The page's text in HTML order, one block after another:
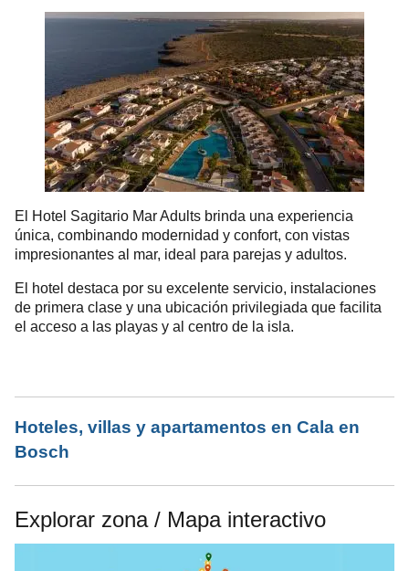
El Hotel Sagitario Mar Adults brinda una experiencia
única, combinando modernidad y confort, con vistas
impresionantes al mar, ideal para parejas y adultos.
El hotel destaca por su excelente servicio, instalaciones
de primera clase y una ubicación privilegiada que facilita
el acceso a las playas y al centro de la isla.
Hoteles, villas y apartamentos en Cala en
Bosch
Explorar zona / Mapa interactivo